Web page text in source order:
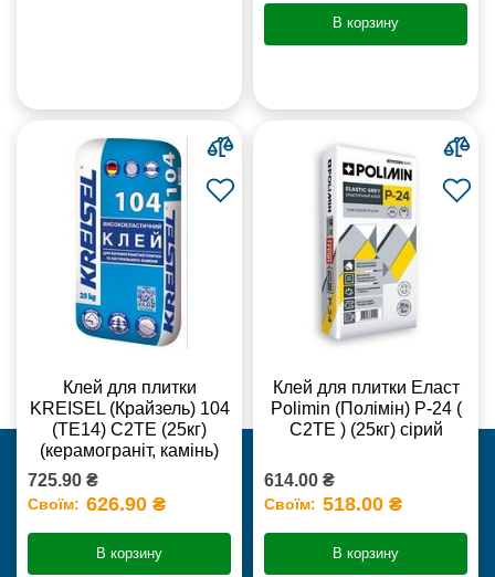
В корзину
Клей для плитки
KREISEL (Крайзель) 104
(ТЕ14) С2TE (25кг)
(керамограніт, камінь)
725.90 ₴
Своїм: 626.90 ₴
В корзину
Клей для плитки Еласт
Polimin (Полімін) Р-24 (
С2ТЕ ) (25кг) сірий
614.00 ₴
Своїм: 518.00 ₴
В корзину